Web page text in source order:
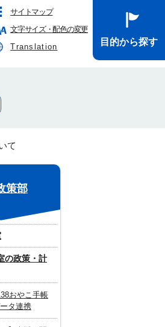
サイトマップ
文字サイズ・配色の変更
Translation
目的から探す
て
策部
の政策・計
おやこ手帳
タ連携